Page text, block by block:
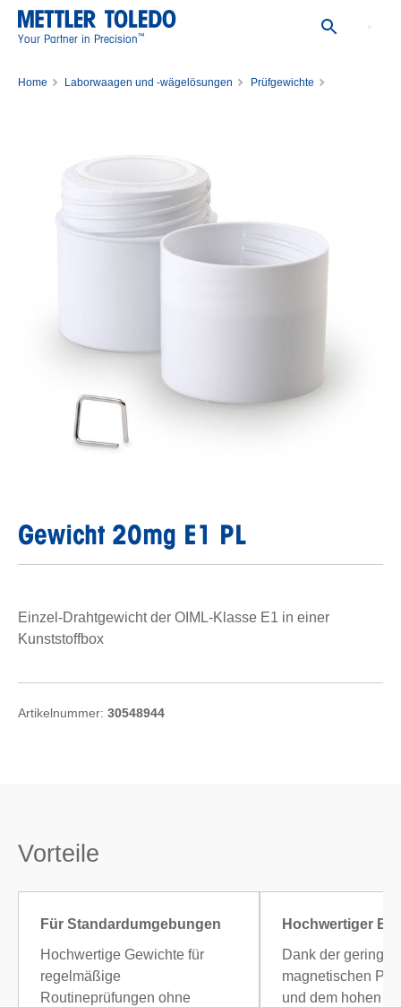
Your Partner in Precision™
Home Laborwaagen und -wägelösungen
Prüfgewichte
Gewicht 20mg E1 PL
Einzel-Drahtgewicht der OIML-Klasse E1 in einer
Kunststoffbox
Artikelnummer: 30548944
Vorteile
Für Standardumgebungen
Hochwertige Gewichte für
regelmäßige
Routineprüfungen ohne
Hochwertiger
Dank der geringen
magnetischen
und dem hohen